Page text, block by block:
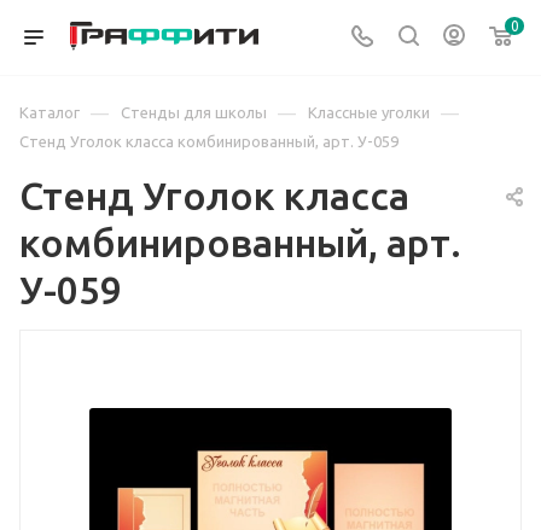
0
Каталог — Стенды для школы — Классные уголки —
Стенд Уголок класса комбинированный, арт. У-059
Стенд Уголок класса
комбинированный, арт.
У-059